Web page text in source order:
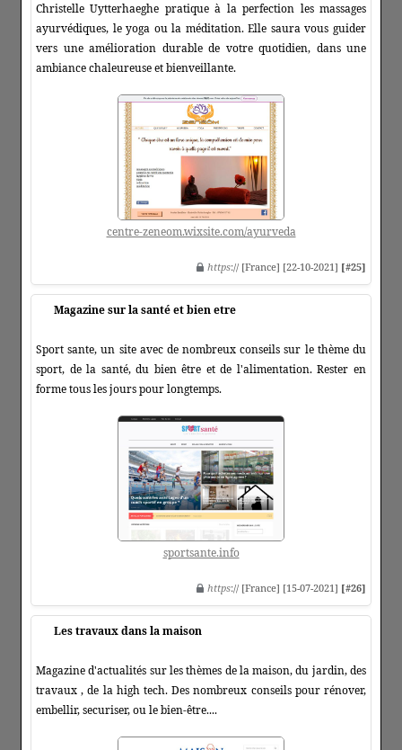
Christelle Uytterhaeghe pratique à la perfection les massages
ayurvédiques, le yoga ou la méditation. Elle saura vous guider
vers une amélioration durable de votre quotidien, dans une
ambiance chaleureuse et bienveillante.
centre-zeneom.wixsite.com/ayurveda
https:// [France] [22-10-2021] [#25]
Magazine sur la santé et bien etre
Sport sante, un site avec de nombreux conseils sur le thème du
sport, de la santé, du bien être et de l'alimentation. Rester en
forme tous les jours pour longtemps.
sportsante.info
https:// [France] [15-07-2021] [#26]
Les travaux dans la maison
Magazine d'actualités sur les thèmes de la maison, du jardin, des
travaux , de la high tech. Des nombreux conseils pour rénover,
embellir, securiser, ou le bien-être....